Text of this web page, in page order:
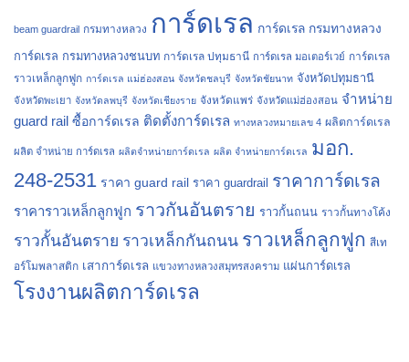
beam guardrail กรมทางหลวง การ์ดเรล การ์ดเรล กรมทางหลวง
การ์ดเรล กรมทางหลวงชนบท การ์ดเรล ปทุมธานี การ์ดเรล มอเตอร์เวย์ การ์ดเรล
ราวเหล็กลูกฟูก การ์ดเรล แม่ฮ่องสอน จังหวัดชลบุรี จังหวัดชัยนาท จังหวัดปทุมธานี
จังหวัดพะเยา จังหวัดลพบุรี จังหวัดเชียงราย จังหวัดแพร่ จังหวัดแม่ฮ่องสอน จำหน่าย
guard rail ซื้อการ์ดเรล ติดตั้งการ์ดเรล ทางหลวงหมายเลข 4 ผลิตการ์ดเรล
ผลิต จำหน่าย การ์ดเรล ผลิตจำหน่ายการ์ดเรล ผลิต จำหน่ายการ์ดเรล มอก.
248-2531 ราคา guard rail ราคา guardrail ราคาการ์ดเรล
ราคาราวเหล็กลูกฟูก ราวกันอันตราย ราวกั้นถนน ราวกั้นทางโค้ง
ราวกั้นอันตราย ราวเหล็กกันถนน ราวเหล็กลูกฟูก สีเท
อร์โมพลาสติก เสาการ์ดเรล แขวงทางหลวงสมุทรสงคราม แผ่นการ์ดเรล
โรงงานผลิตการ์ดเรล